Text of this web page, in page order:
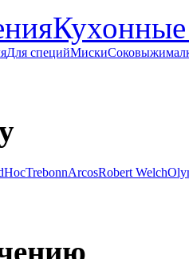
Для специйМиски
TrebonnArcosRobert Welch